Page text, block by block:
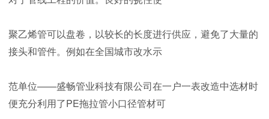
聚乙烯管可以盘卷，以较长的长度进行供应，避免了大量的
接头和管件。例如在全国城市改水示
范单位——盛畅管业科技有限公司在一户一表改造中选材时
便充分利用了PE拖拉管小口径管材可